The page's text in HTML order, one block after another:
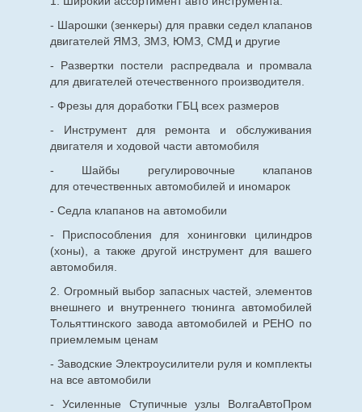
- Шарошки (зенкеры) для правки седел клапанов
двигателей ЯМЗ, ЗМЗ, ЮМЗ, СМД и другие
- Развертки постели распредвала и промвала
для двигателей отечественного производителя.
- Фрезы для доработки ГБЦ всех размеров
- Инструмент для ремонта и обслуживания
двигателя и ходовой части автомобиля
- Шайбы регулировочные клапанов
для отечественныхавтомобилей и иномарок
- Седла клапанов на автомобили
- Приспособления для хонинговки цилиндров
(хоны), а также другой инструмент для вашего
автомобиля.
2. Огромный выбор запасных частей, элементов
внешнего и внутреннего тюнинга автомобилей
Тольяттинского завода автомобилей и РЕНО по
приемлемым ценам
- Заводские Электроусилители руля и комплекты
на все автомобили
- Усиленные Ступичные узлы ВолгаАвтоПром